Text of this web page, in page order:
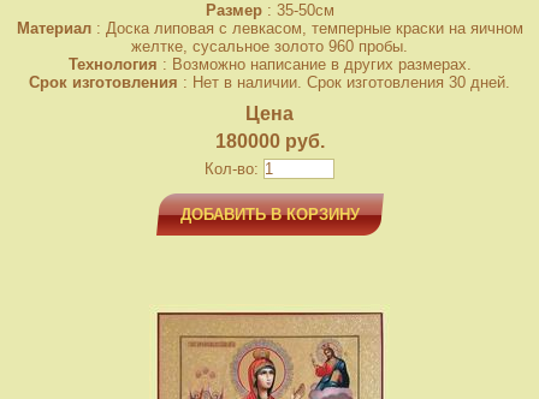
Размер: 35-50см
Материал: Доска липовая с левкасом, темперные краски на яичном
желтке, сусальное золото 960 пробы.
Технология : Возможно написание в других размерах.
Срок изготовления : Нет в наличии. Срок изготовления 30 дней.
Цена
180000 руб.
Кол-во:
ДОБАВИТЬ В КОРЗИНУ